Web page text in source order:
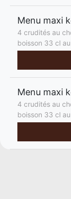
Menu maxi
4 crudités au
boisson 33 cl
Menu maxi
4 crudités au
boisson 33 cl